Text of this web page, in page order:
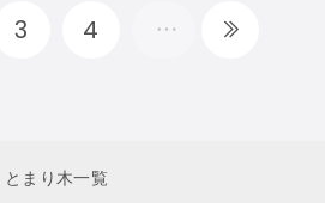
3 4
とまり木一覧